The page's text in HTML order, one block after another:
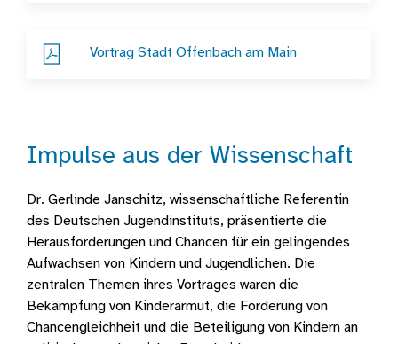
Vortrag Stadt Offenbach am Main
Impulse aus der Wissenschaft
Dr. Gerlinde Janschitz, wissenschaftliche Referentin
des Deutschen Jugendinstituts, präsentierte die
Herausforderungen und Chancen für ein gelingendes
Aufwachsen von Kindern und Jugendlichen. Die
zentralen Themen ihres Vortrages waren die
Bekämpfung von Kinderarmut, die Förderung von
Chancengleichheit und die Beteiligung von Kindern an